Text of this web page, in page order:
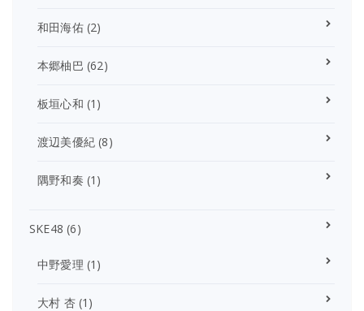
和田海佑(2)
本郷柚巴 (62)
板垣心和 (1)
渡辺美優紀 (8)
隅野和奏 (1)
SKE48 (6)
中野愛理 (1)
大村 杏(1)